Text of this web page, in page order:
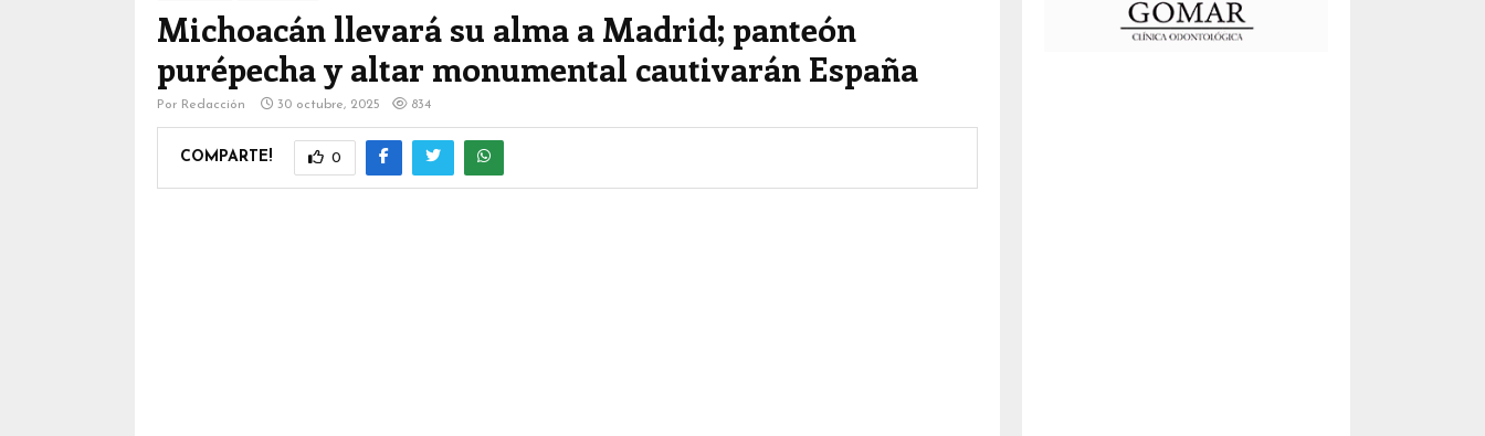
Michoacán llevará su alma a Madrid; panteón
purépecha y altar monumental cautivarán España
Por Redacción 30 octubre, 2025 834
COMPARTE! 0